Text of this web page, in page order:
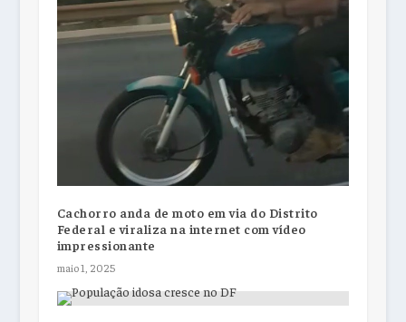
Cachorro anda de moto em via do Distrito
Federal e viraliza na internet com vídeo
impressionante
maio 1, 2025